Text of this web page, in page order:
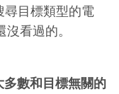
尋目標類型的電
看過的。
數和目標無關的